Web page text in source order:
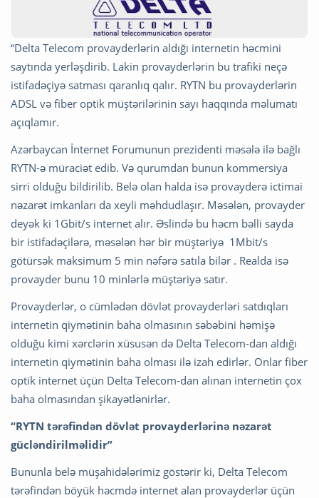
“Delta Telecom provayderlərin aldığı internetin həcmini
saytında yerləşdirib. Lakin provayderlərin bu trafiki neçə
istifadəçiyə satması qaranlıq qalır. RYTN bu provayderlərin
ADSL və fiber optik müştərilərinin sayı haqqında məlumatı
açıqlamır.
Azərbaycan İnternet Forumunun prezidenti məsələ ilə bağlı
RYTN-ə müraciət edib. Və qurumdan bunun kommersiya
sirri olduğu bildirilib. Belə olan halda isə provayderə ictimai
nəzarət imkanları da xeyli məhdudlaşır. Məsələn, provayder
deyək ki 1Gbit/s internet alır. Əslində bu həcm bəlli sayda
bir istifadəçilərə, məsələn hər bir müştəriyə 1Mbit/s
götürsək maksimum 5 min nəfərə satıla bilər . Realda isə
provayder bunu 10 minlərlə müştəriyə satır.
Provayderlər, o cümlədən dövlət provayderləri satdıqları
internetin qiymətinin baha olmasının səbəbini həmişə
olduğu kimi xərclərin xüsusən də Delta Telecom-dan aldığı
internetin qiymətinin baha olması ilə izah edirlər. Onlar fiber
optik internet üçün Delta Telecom-dan alınan internetin çox
baha olmasından şikayətlənirlər.
“RYTN tərəfindən dövlət provayderlərinə nəzarət
gücləndirilməlidir”
Bununla belə müşahidələrimiz göstərir ki, Delta Telecom
tərəfindən böyük həcmdə internet alan provayderlər üçün